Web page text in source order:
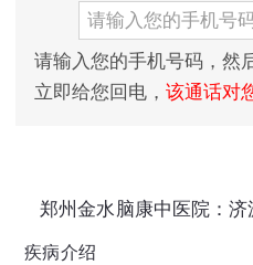
请输入您的手机号码，然
立即给您回电， 该通话对
郑州金水脑康中医院：
疾病介绍